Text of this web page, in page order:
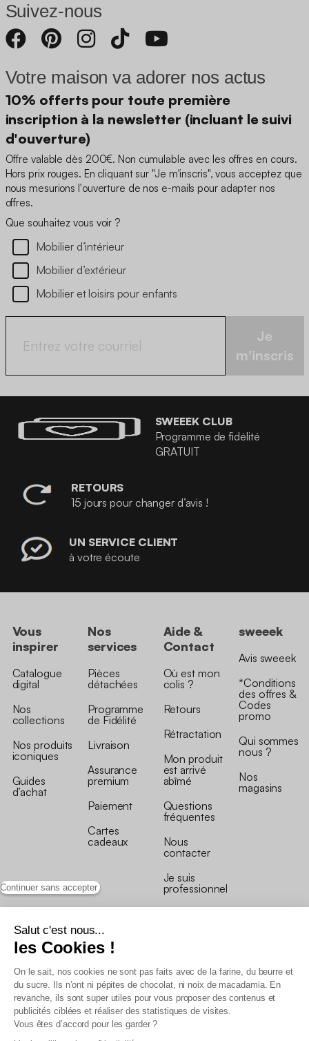
Continuer sans accepter
Salut c'est nous...
les Cookies !
On le sait, nos cookies ne sont pas faits avec de la farine, du beurre et
du sucre. Ils n’ont ni pépites de chocolat, ni noix de macadamia. En
revanche, ils sont super utiles pour vous proposer des contenus et
publicités ciblées et réaliser des statistiques de visites.
Vous êtes d’accord pour les garder ?
Suivez-nous
Votre maison va adorer nos actus
10% offerts pour toute première
inscription à la newsletter (incluant le suivi
d'ouverture)
Offre valable dès 200€. Non cumulable avec les offres en cours.
Hors prix rouges. En cliquant sur "Je m'inscris", vous acceptez que
nous mesurions l'ouverture de nos e-mails pour adapter nos
offres.
Que souhaitez vous voir ?
Mobilier d’intérieur
Mobilier d’extérieur
Mobilier et loisirs pour enfants
Je
m'inscris
SWEEEK CLUB
Programme de fidélité
GRATUIT
RETOURS
15 jours pour changer d’avis !
UN SERVICE CLIENT
à votre écoute
Vous
inspirer
Catalogue
digital
Nos
collections
Nos produits
iconiques
Guides
d’achat
Nos
services
Pièces
détachées
Programme
de Fidélité
Livraison
Assurance
premium
Paiement
Cartes
cadeaux
Aide &
Contact
Où est mon
colis ?
Retours
Rétractation
Mon produit
est arrivé
abîmé
Questions
fréquentes
Nous
contacter
Je suis
professionnel
sweeek
Avis sweeek
*Conditions
des offres &
Codes
promo
Qui sommes
nous ?
Nos
magasins
Conditions générales de vente
Conditions générales du programme de fidélité
Charte de données personnelles
Conditions générales de vente Pro
Déclaration d’accessibilité